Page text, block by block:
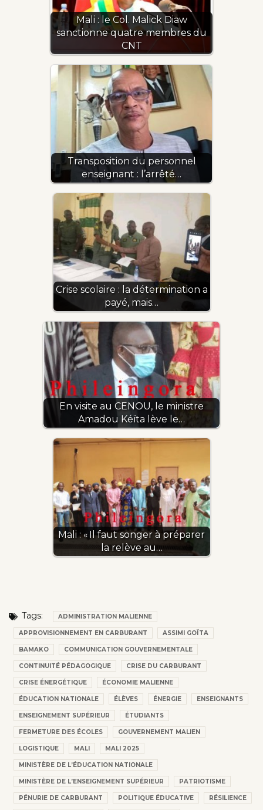
Mali : le Col. Malick Diaw
sanctionne quatre membres du
CNT
Transposition du personnel
enseignant : l’arrêté…
Crise scolaire : la détermination a
payé, mais…
En visite au CENOU, le ministre
Amadou Kéïta lève le…
Mali : « Il faut songer à préparer
la relève au…
Tags: ADMINISTRATION MALIENNE
APPROVISIONNEMENT EN CARBURANT ASSIMI GOÏTA
BAMAKO COMMUNICATION GOUVERNEMENTALE
CONTINUITÉ PÉDAGOGIQUE CRISE DU CARBURANT
CRISE ÉNERGÉTIQUE ÉCONOMIE MALIENNE
ÉDUCATION NATIONALE ÉLÈVES ÉNERGIE ENSEIGNANTS
ENSEIGNEMENT SUPÉRIEUR ÉTUDIANTS
FERMETURE DES ÉCOLES GOUVERNEMENT MALIEN
LOGISTIQUE MALI MALI 2025
MINISTÈRE DE L’ÉDUCATION NATIONALE
MINISTÈRE DE L’ENSEIGNEMENT SUPÉRIEUR PATRIOTISME
PÉNURIE DE CARBURANT POLITIQUE ÉDUCATIVE RÉSILIENCE